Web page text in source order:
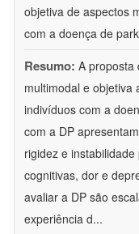
objetiva de aspectos
com a doença de
Resumo: A proposta
multimodal e objetiva
indivíduos com a
com a DP
rigidez e
cognitivas, dor e
avaliar a DP são
experiência d...